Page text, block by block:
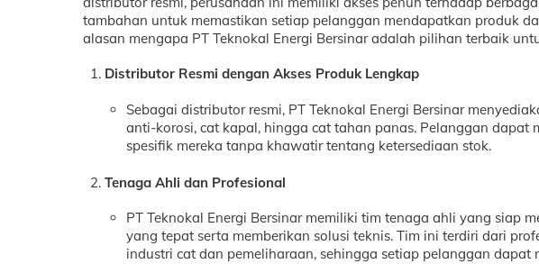
tambahan untuk memastikan setiap pelanggan mendapatkan produk
alasan mengapa PT Teknokal Energi Bersinar adalah pilihan terbaik
Distributor Resmi dengan Akses Produk Lengkap
Sebagai distributor resmi, PT Teknokal Energi Bersinar
anti-korosi, cat kapal, hingga cat tahan panas. Pelanggan dapat
spesifik mereka tanpa khawatir tentang ketersediaan stok.
Tenaga Ahli dan Profesional
PT Teknokal Energi Bersinar memiliki tim tenaga ahli yang siap
yang tepat serta memberikan solusi teknis. Tim ini terdiri dari
industri cat dan pemeliharaan, sehingga setiap pelanggan dapat